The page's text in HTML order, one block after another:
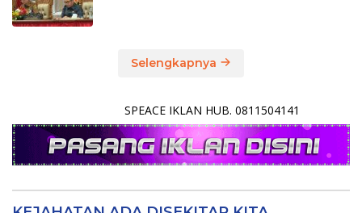
Selengkapnya
SPEACE IKLAN HUB. 0811504141